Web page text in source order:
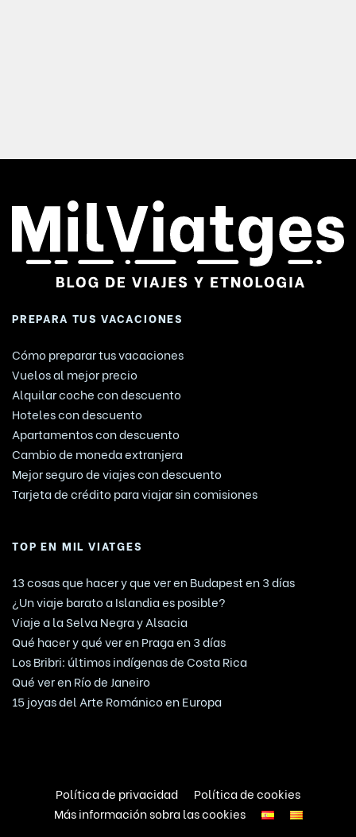
PREPARA TUS VACACIONES
Cómo preparar tus vacaciones
Vuelos al mejor precio
Alquilar coche con descuento
Hoteles con descuento
Apartamentos con descuento
Cambio de moneda extranjera
Mejor seguro de viajes con descuento
Tarjeta de crédito para viajar sin comisiones
TOP EN MIL VIATGES
13 cosas que hacer y que ver en Budapest en 3 días
¿Un viaje barato a Islandia es posible?
Viaje a la Selva Negra y Alsacia
Qué hacer y qué ver en Praga en 3 días
Los Bribri: últimos indígenas de Costa Rica
Qué ver en Río de Janeiro
15 joyas del Arte Románico en Europa
Política de privacidad
Política de cookies
Más información sobra las cookies